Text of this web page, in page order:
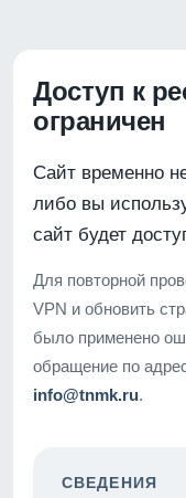
Доступ к
ограничен
Сайт временно
либо вы
сайт будет
Для повторной
VPN и обновить
было применено
обращение по
info@tnmk.ru.
СВЕДЕНИЯ